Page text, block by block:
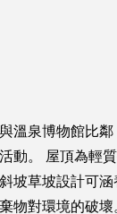
溫泉博物館比
。 屋頂為輕
坡草坡設計可
對環境的破